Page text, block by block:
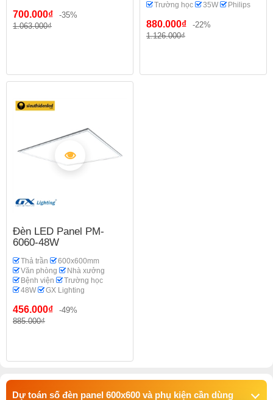
700.000₫
-35%
1.063.000₫
Trường học
35W Philips
880.000₫
-22%
1.126.000₫
Đèn LED Panel PM-
6060-48W
Thả trần
600x600mm
Văn phòng
Nhà xưởng
Bệnh viện
Trường học
48W
GX Lighting
456.000₫
-49%
885.000₫
Dự toán số đèn panel 600x600 và phụ kiện cần dùng